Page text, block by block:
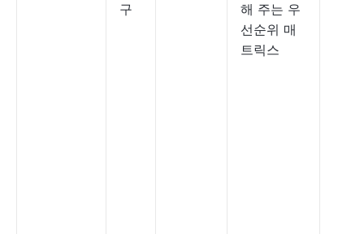
구
해 주는 우
선순위 매
트릭스